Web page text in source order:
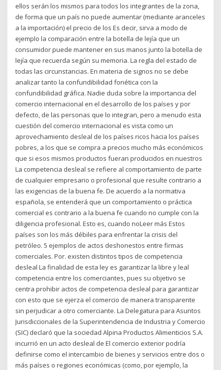
ellos serán los mismos para todos los integrantes de la zona,
de forma que un país no puede aumentar (mediante aranceles
a la importación) el precio de los Es decir, sirva a modo de
ejemplo la comparación entre la botella de lejía que un
consumidor puede mantener en sus manos junto la botella de
lejía que recuerda según su memoria. La regla del estado de
todas las circunstancias. En materia de signos no se debe
analizar tanto la confundibilidad fonética con la
confundibilidad gráfica. Nadie duda sobre la importancia del
comercio internacional en el desarrollo de los países y por
defecto, de las personas que lo integran, pero a menudo esta
cuestión del comercio internacional es vista como un
aprovechamiento desleal de los países ricos hacia los países
pobres, a los que se compra a precios mucho más económicos
que si esos mismos productos fueran producidos en nuestros
La competencia desleal se refiere al comportamiento de parte
de cualquier empresario o profesional que resulte contrario a
las exigencias de la buena fe. De acuerdo a la normativa
española, se entenderá que un comportamiento o práctica
comercial es contrario a la buena fe cuando no cumple con la
diligencia profesional. Esto es, cuando noLeer más Estos
países son los más débiles para enfrentar la crisis del
petróleo. 5 ejemplos de actos deshonestos entre firmas
comerciales. Por. existen distintos tipos de competencia
desleal La finalidad de esta ley es garantizar la libre y leal
competencia entre los comerciantes, pues su objetivo se
centra prohibir actos de competencia desleal para garantizar
con esto que se ejerza el comercio de manera transparente
sin perjudicar a otro comerciante. La Delegatura para Asuntos
Jurisdiccionales de la Superintendencia de Industria y Comercio
(SIC) declaró que la sociedad Alpina Productos Alimenticios S.A.
incurrió en un acto desleal de El comercio exterior podría
definirse como el intercambio de bienes y servicios entre dos o
más países o regiones económicas (como, por ejemplo, la